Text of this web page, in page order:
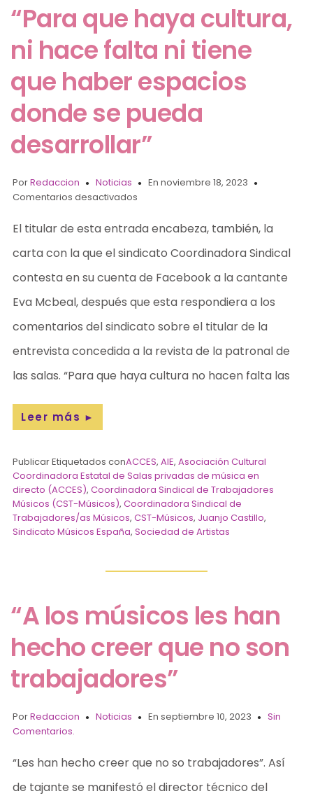
“Para que haya cultura,
ni hace falta ni tiene
que haber espacios
donde se pueda
desarrollar”
PorRedaccion Noticias
En noviembre 18, 2023
Comentarios desactivados
El titular de esta entrada encabeza, también, la
carta con la que el sindicato Coordinadora Sindical
contesta en su cuenta de Facebook a la cantante
Eva Mcbeal, después que esta respondiera a los
comentarios del sindicato sobre el titular de la
entrevista concedida a la revista de la patronal de
las salas. “Para que haya cultura no hacen falta las
Leer más ►
Publicar Etiquetados conACCES,AIE,Asociación Cultural
Coordinadora Estatal de Salas privadas de música en
directo (ACCES),Coordinadora Sindical de Trabajadores
Músicos (CST-Músicos),Coordinadora Sindical de
Trabajadores/as Músicos,CST-Músicos, Juanjo Castillo,
Sindicato Músicos España,Sociedad de Artistas
“A los músicos les han
hecho creer que no son
trabajadores”
PorRedaccion Noticias En septiembre 10, 2023
Sin
Comentarios.
“Les han hecho creer que no so trabajadores”. Así
de tajante se manifestó el director técnico del